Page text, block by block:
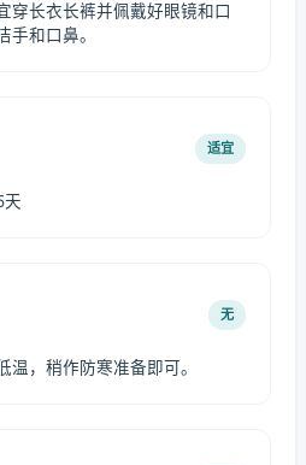
穿长衣长裤并佩戴好眼镜和口
手和口鼻。
适宜
天
无
温，稍作防寒准备即可。